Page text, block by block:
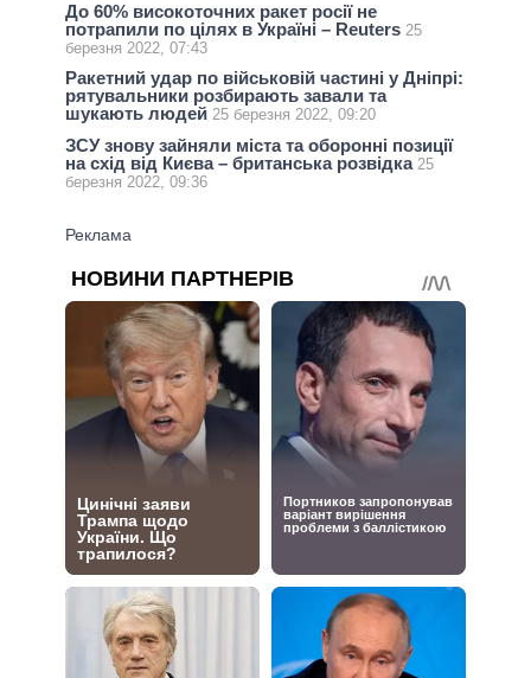
До 60% високоточних ракет росії не
потрапили по цілях в Україні – Reuters 25
березня 2022, 07:43
Ракетний удар по військовій частині у Дніпрі:
рятувальники розбирають завали та
шукають людей 25 березня 2022, 09:20
ЗСУ знову зайняли міста та оборонні позиції
на схід від Києва – британська розвідка 25
березня 2022, 09:36